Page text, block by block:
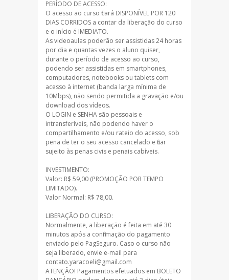
PERÍODO DE ACESSO:
O acesso ao curso ficará DISPONÍVEL POR 120
DIAS CORRIDOS a contar da liberação do curso
e o início é IMEDIATO.
As videoaulas poderão ser assistidas 24 horas
por dia e quantas vezes o aluno quiser,
durante o período de acesso ao curso,
podendo ser assistidas em smartphones,
computadores, notebooks ou tablets com
acesso à internet (banda larga mínima de
10Mbps), não sendo permitida a gravação e/ou
download dos vídeos.
O LOGIN e SENHA são pessoais e
intransferíveis, não podendo haver o
compartilhamento e/ou rateio do acesso, sob
pena de ter o seu acesso cancelado e ficar
sujeito às penas civis e penais cabíveis.
INVESTIMENTO:
Valor: R$ 59,00 (PROMOÇÃO POR TEMPO
LIMITADO).
Valor Normal: R$ 78,00.
LIBERAÇÃO DO CURSO:
Normalmente, a liberação é feita em até 30
minutos após a confirmação do pagamento
enviado pelo PagSeguro. Caso o curso não
seja liberado, envie e-mail para
contato.yaracoeli@gmail.com
ATENÇÃO! Pagamentos efetuados em BOLETO